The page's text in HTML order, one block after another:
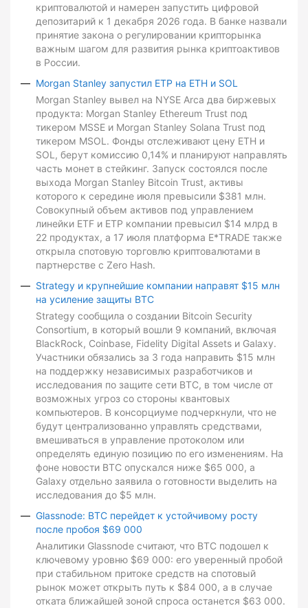
криптовалютой и намерен запустить цифровой
депозитарий к 1 декабря 2026 года. В банке назвали
принятие закона о регулировании крипторынка
важным шагом для развития рынка криптоактивов
в России.
Morgan Stanley запустил ETP на ETH и SOL
Morgan Stanley вывел на NYSE Arca два биржевых
продукта: Morgan Stanley Ethereum Trust под
тикером MSSE и Morgan Stanley Solana Trust под
тикером MSOL. Фонды отслеживают цену ETH и
SOL, берут комиссию 0,14% и планируют направлять
часть монет в стейкинг. Запуск состоялся после
выхода Morgan Stanley Bitcoin Trust, активы
которого к середине июля превысили $381 млн.
Совокупный объем активов под управлением
линейки ETF и ETP компании превысил $14 млрд в
22 продуктах, а 17 июля платформа E*TRADE также
открыла спотовую торговлю криптовалютами в
партнерстве с Zero Hash.
Strategy и крупнейшие компании направят $15 млн
на усиление защиты BTC
Strategy сообщила о создании Bitcoin Security
Consortium, в который вошли 9 компаний, включая
BlackRock, Coinbase, Fidelity Digital Assets и Galaxy.
Участники обязались за 3 года направить $15 млн
на поддержку независимых разработчиков и
исследования по защите сети BTC, в том числе от
возможных угроз со стороны квантовых
компьютеров. В консорциуме подчеркнули, что не
будут централизованно управлять средствами,
вмешиваться в управление протоколом или
определять единую позицию по его изменениям. На
фоне новости BTC опускался ниже $65 000, а
Galaxy отдельно заявила о готовности выделить на
исследования до $5 млн.
Glassnode: BTC перейдет к устойчивому росту
после пробоя $69 000
Аналитики Glassnode считают, что BTC подошел к
ключевому уровню $69 000: его уверенный пробой
при стабильном притоке средств на спотовый
рынок может открыть путь к $84 000, а в случае
отката ближайшей зоной спроса останется $63 000.